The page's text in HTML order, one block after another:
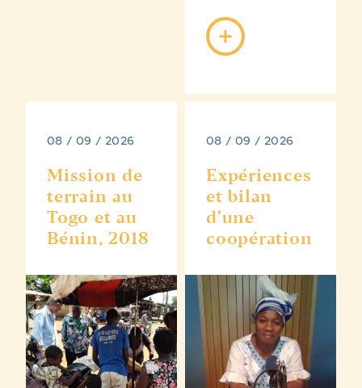
08 / 09 / 2026
Mission de
terrain au
Togo et au
Bénin, 2018
08 / 09 / 2026
Expériences
et bilan
d’une
coopération